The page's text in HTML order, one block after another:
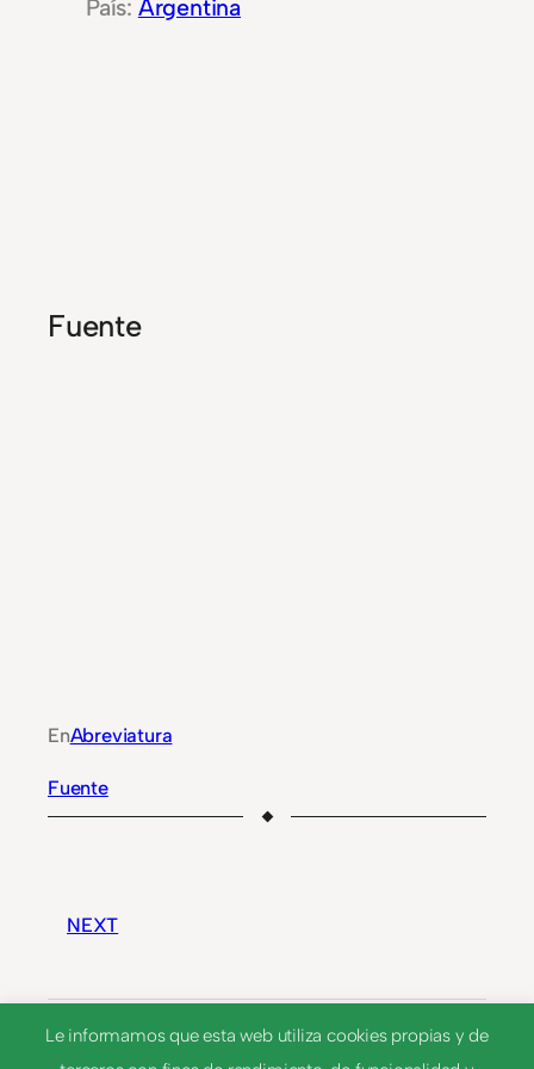
Argentina
Fuente
EnAbreviatura
Fuente
NEXT
Frut.
Le informamos que esta web utiliza cookies propias y de